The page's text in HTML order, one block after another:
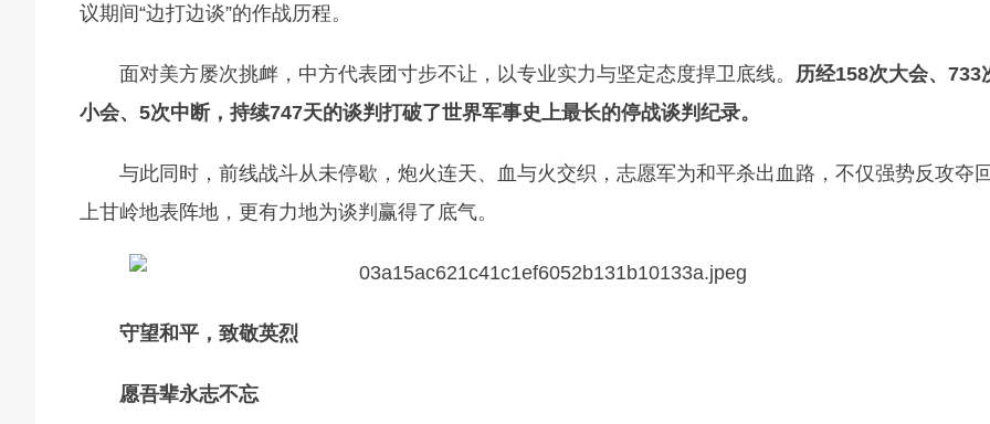
议期间“边打边谈”的作战历程。
面对美方屡次挑衅，中方代表团寸步不让，以专业实力与坚定态度捍卫底线。 历经158次大会、733
小会、5次中断，持续747天的谈判打破了世界军事史上最长的停战谈判纪录。
与此同时，前线战斗从未停歇，炮火连天、血与火交织，志愿军为和平杀出血路，不仅强势反攻夺
上甘岭地表阵地，更有力地为谈判赢得了底气。
守望和平，致敬英烈
愿吾辈永志不忘